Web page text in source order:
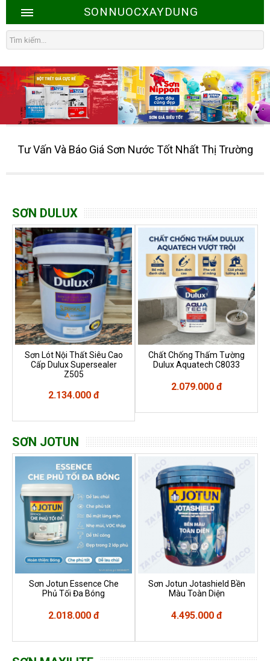
SONNUOCXAYDUNG
Tư Vấn Và Báo Giá Sơn Nước Tốt Nhất Thị Trường
SƠN DULUX
Sơn Lót Nội Thất Siêu Cao
Cấp Dulux Supersealer
Z505
2.134.000 đ
Chất Chống Thấm Tường
Dulux Aquatech C8033
2.079.000 đ
SƠN JOTUN
Sơn Jotun Essence Che
Phủ Tối Đa Bóng
2.018.000 đ
Sơn Jotun Jotashield Bền
Màu Toàn Diện
4.495.000 đ